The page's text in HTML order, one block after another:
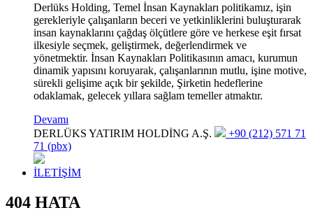
Derlüks Holding, Temel İnsan Kaynakları politikamız, işin
gerekleriyle çalışanların beceri ve yetkinliklerini buluşturarak
insan kaynaklarını çağdaş ölçütlere göre ve herkese eşit fırsat
ilkesiyle seçmek, geliştirmek, değerlendirmek ve
yönetmektir. İnsan Kaynakları Politikasının amacı, kurumun
dinamik yapısını koruyarak, çalışanlarının mutlu, işine motive,
sürekli gelişime açık bir şekilde, Şirketin hedeflerine
odaklamak, gelecek yıllara sağlam temeller atmaktır.
Devamı
DERLÜKS YATIRIM HOLDİNG A.Ş.
+90 (212) 571 71
71 (pbx)
İLETİŞİM
404 HATA